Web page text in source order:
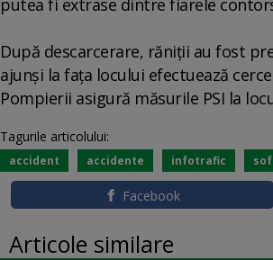
După descarcerare, răniţii au fost
ajunşi la faţa locului efectuează
Pompierii asigură măsurile PSI la
Tagurile articolului:
accident accidente infotrafic
Facebook
Articole similare